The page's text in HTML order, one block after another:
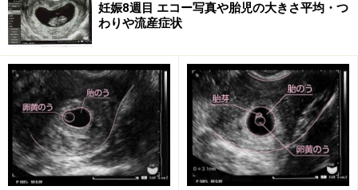
見解によるものであり、全ての方への有効性を保証するものでは
ありません。体の不調を感じた場合は、適切な医療機関での受診
をおすすめいたします。当サイトで提供する情報に基づいて被っ
たいかなる損害についても、当社、各ガイド、その他当社と契約
した情報提供者は一切の責任を負いかねます。
妊娠8週目 エコー写真や胎児の大きさ平均・つ
わりや流産症状